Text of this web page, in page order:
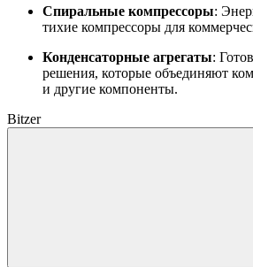
Спиральные компрессоры:
тихие компрессоры для
Конденсаторные агрегаты:
решения, которые объединяют
и другие компоненты.
Bitzer